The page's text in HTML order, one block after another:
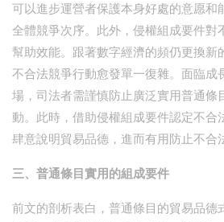
可以進步運營者保護本身好處的意愿和
全體競爭次序。此外，侵權組成要件對
幫助效能。跟著數字經濟的頻仍更換新
不合法競爭行動愈發單一復雜。面臨成
場，司法者需謹慎防止廣泛實用普通條
動。此時，借助侵權組成要件認定不合
肆意說明貿易品德，進而有用防止不合
三、普通條目實用的組成要件
前文的剖析表白，普通條目的貿易品德